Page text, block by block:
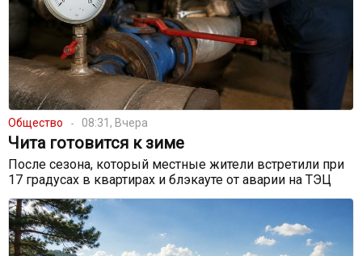
Общество 08:31, Вчера
Чита готовится к зиме
После сезона, который местные жители встретили при
17 градусах в квартирах и блэкауте от аварии на ТЭЦ